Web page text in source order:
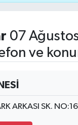
07
ve
ARKASI SK.